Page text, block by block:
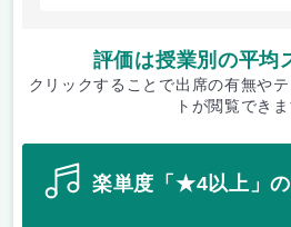
評価は授業別の平均
クリックすることで出席の有無や
トが閲覧できま
楽単度「★4以上」